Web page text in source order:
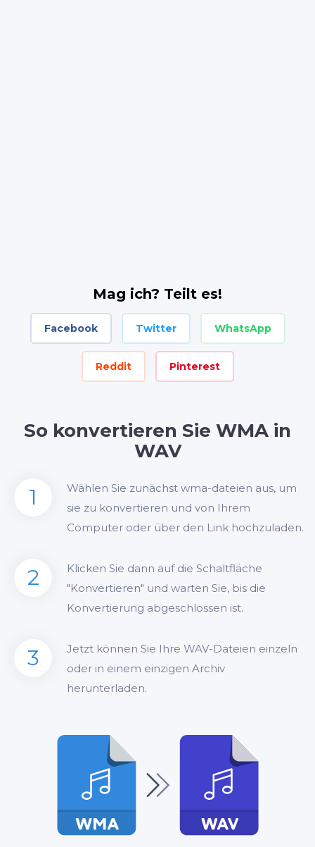
Mag ich? Teilt es!
Facebook Twitter WhatsApp
Reddit Pinterest
So konvertieren Sie WMA in
WAV
1
Wählen Sie zunächst wma-dateien aus, um
sie zu konvertieren und von Ihrem
Computer oder über den Link hochzuladen.
2
Klicken Sie dann auf die Schaltfläche
"Konvertieren" und warten Sie, bis die
Konvertierung abgeschlossen ist.
3
Jetzt können Sie Ihre WAV-Dateien einzeln
oder in einem einzigen Archiv
herunterladen.